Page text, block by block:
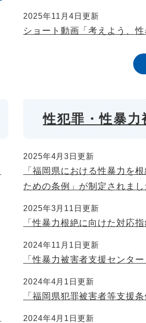
2025年11月4日更新
ショート動画「考えよう、性
性犯罪・性暴
2025年4月3日更新
「福岡県における性暴力を
ための条例」が制定されまし
2025年3月11日更新
「性暴力根絶に向けた対応
2024年11月1日更新
「性暴力被害者支援センタ
2024年4月1日更新
「福岡県犯罪被害者等支援
2024年4月1日更新